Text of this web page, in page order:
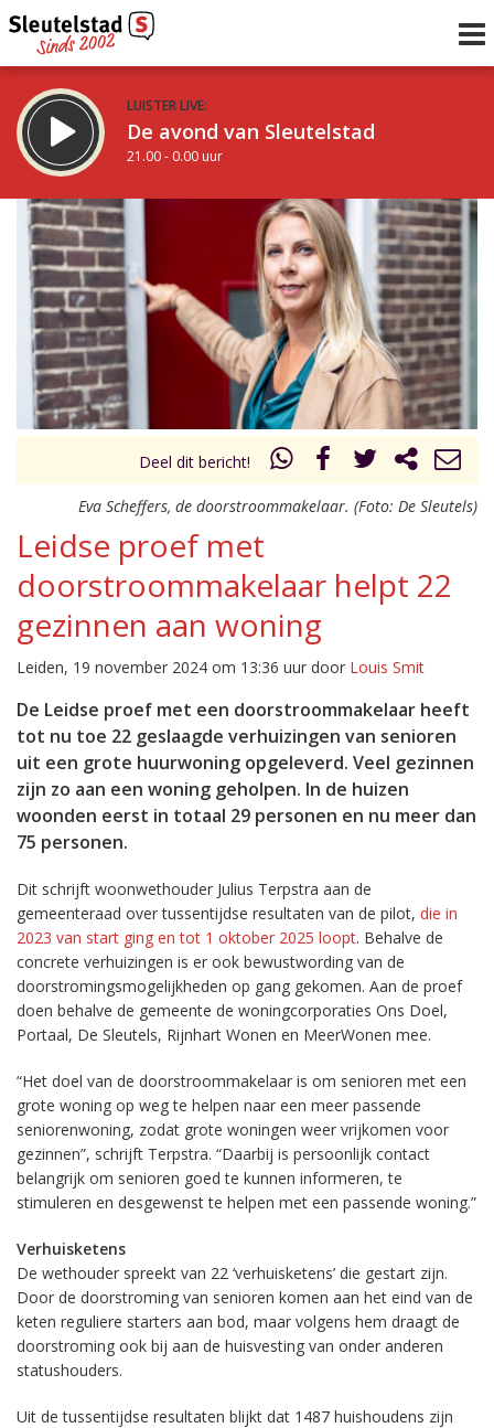
LUISTER LIVE:
De avond van Sleutelstad
21.00 - 0.00 uur
STRAKS:
De nacht van Sleutelstad
0.00 - 6.00 uur
Vorig uur
uur 1 van 0 Volgend uur
Inklappen
Deel dit bericht!
Eva Scheffers, de doorstroommakelaar. (Foto: De Sleutels)
Leidse proef met
doorstroommakelaar helpt 22
gezinnen aan woning
Leiden, 19 november 2024 om 13:36 uur door Louis Smit
De Leidse proef met een doorstroommakelaar heeft
tot nu toe 22 geslaagde verhuizingen van senioren
uit een grote huurwoning opgeleverd. Veel gezinnen
zijn zo aan een woning geholpen. In de huizen
woonden eerst in totaal 29 personen en nu meer dan
75 personen.
Dit schrijft woonwethouder Julius Terpstra aan de
gemeenteraad over tussentijdse resultaten van de pilot, die in
2023 van start ging en tot 1 oktober 2025 loopt. Behalve de
concrete verhuizingen is er ook bewustwording van de
doorstromingsmogelijkheden op gang gekomen. Aan de proef
doen behalve de gemeente de woningcorporaties Ons Doel,
Portaal, De Sleutels, Rijnhart Wonen en MeerWonen mee.
“Het doel van de doorstroommakelaar is om senioren met een
grote woning op weg te helpen naar een meer passende
seniorenwoning, zodat grote woningen weer vrijkomen voor
gezinnen”, schrijft Terpstra. “Daarbij is persoonlijk contact
belangrijk om senioren goed te kunnen informeren, te
stimuleren en desgewenst te helpen met een passende woning.”
Verhuisketens
De wethouder spreekt van 22 ‘verhuisketens’ die gestart zijn.
Door de doorstroming van senioren komen aan het eind van de
keten reguliere starters aan bod, maar volgens hem draagt de
doorstroming ook bij aan de huisvesting van onder anderen
statushouders.
Uit de tussentijdse resultaten blijkt dat 1487 huishoudens zijn